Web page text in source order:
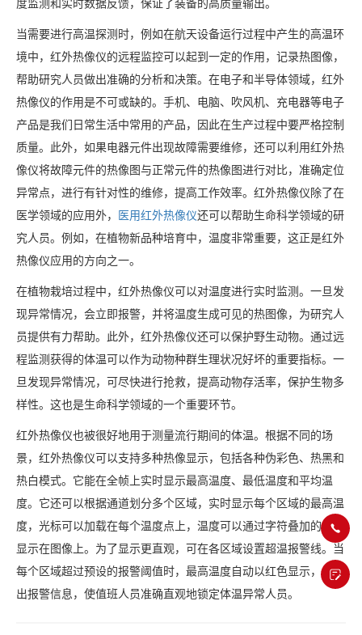
度监测和实时数据反馈，保证了装备的高质量输出。
当需要进行高温探测时，例如在航天设备运行过程中产生的高温环
境中，红外热像仪的远程监控可以起到一定的作用，记录热图像，
帮助研究人员做出准确的分析和决策。在电子和半导体领域，红外
热像仪的作用是不可或缺的。手机、电脑、吹风机、充电器等电子
产品是我们日常生活中常用的产品，因此在生产过程中要严格控制
质量。此外，如果电器元件出现故障需要维修，还可以利用红外热
像仪将故障元件的热像图与正常元件的热像图进行对比，准确定位
异常点，进行有针对性的维修，提高工作效率。红外热像仪除了在
医学领域的应用外，
医用红外热像仪还可以帮助生命科学领域的研
究人员。例如，在植物新品种培育中，温度非常重要，这正是红外
热像仪应用的方向之一。
在植物栽培过程中，红外热像仪可以对温度进行实时监测。一旦发
现异常情况，会立即报警，并将温度生成可见的热图像，为研究人
员提供有力帮助。此外，红外热像仪还可以保护野生动物。通过远
程监测获得的体温可以作为动物种群生理状况好坏的重要指标。一
旦发现异常情况，可尽快进行抢救，提高动物存活率，保护生物多
样性。这也是生命科学领域的一个重要环节。
红外热像仪也被很好地用于测量流行期间的体温。根据不同的场
景，红外热像仪可以支持多种热像显示，包括各种伪彩色、热黑和
热白模式。它能在全帧上实时显示最高温度、最低温度和平均温
度。它还可以根据通道划分多个区域，实时显示每个区域的最高温
度，光标可以加载在每个温度点上，温度可以通过字符叠加的方式
显示在图像上。为了显示更直观，可在各区域设置超温报警线。当
每个区域超过预设的报警阈值时，最高温度自动以红色显示，并输
出报警信息，使值班人员准确直观地锁定体温异常人员。